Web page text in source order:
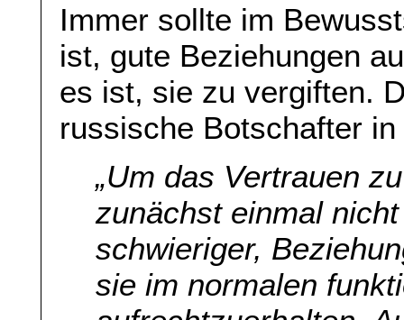
Immer sollte im
ist, gute Beziehungen
es ist, sie zu vergiften.
russische Botschafter
„Um das Vertrauen
zunächst einmal
schwieriger,
sie im normalen